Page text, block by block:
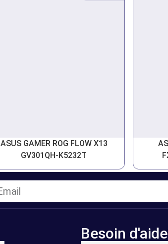
ASUS GAMER ROG FLOW X13
GV301QH-K5232T
Besoin